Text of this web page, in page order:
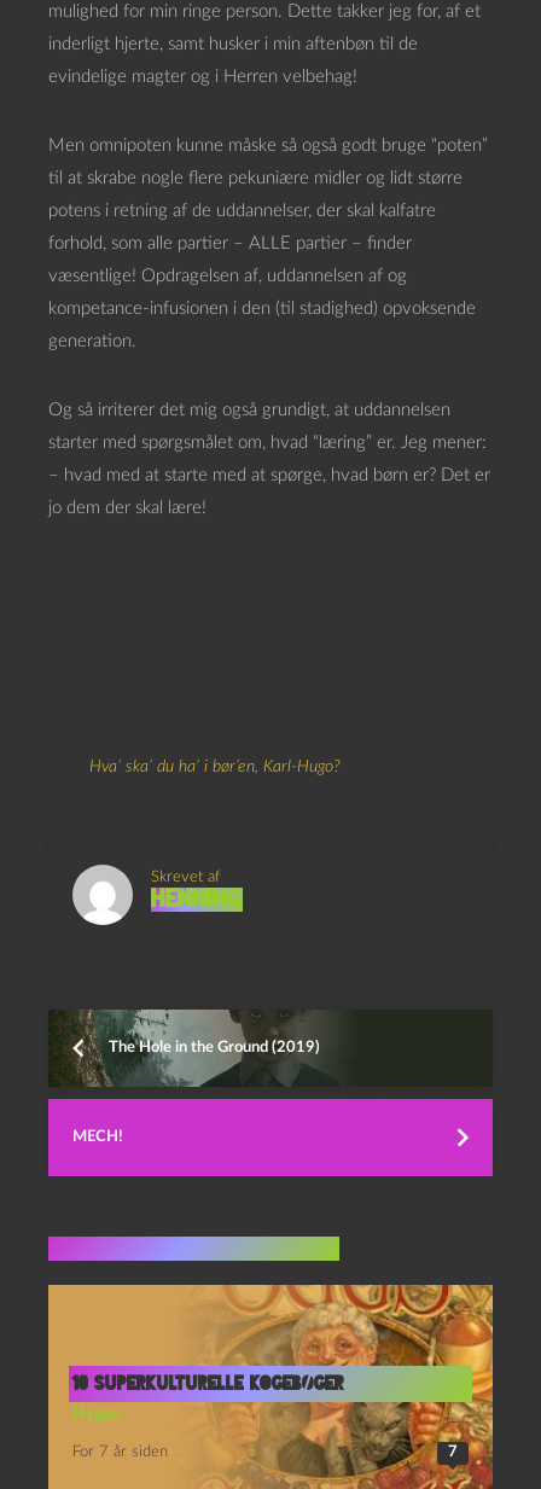
mulighed for min ringe person. Dette takker jeg for, af et
inderligt hjerte, samt husker i min aftenbøn til de
evindelige magter og i Herren velbehag!
Men omnipoten kunne måske så også godt bruge “poten”
til at skrabe nogle flere pekuniære midler og lidt større
potens i retning af de uddannelser, der skal kalfatre
forhold, som alle partier – ALLE partier – finder
væsentlige! Opdragelsen af, uddannelsen af og
kompetance-infusionen i den (til stadighed) opvoksende
generation.
Og så irriterer det mig også grundigt, at uddannelsen
starter med spørgsmålet om, hvad “læring” er. Jeg mener:
– hvad med at starte med at spørge, hvad børn er? Det er
jo dem der skal lære!
Hva’ ska’ du ha’ i bør’en, Karl-Hugo?
Skrevet af
Henning
The Hole in the Ground (2019)
MECH!
10 superkulturelle kogebøger
Hygge
For 7 år siden 7